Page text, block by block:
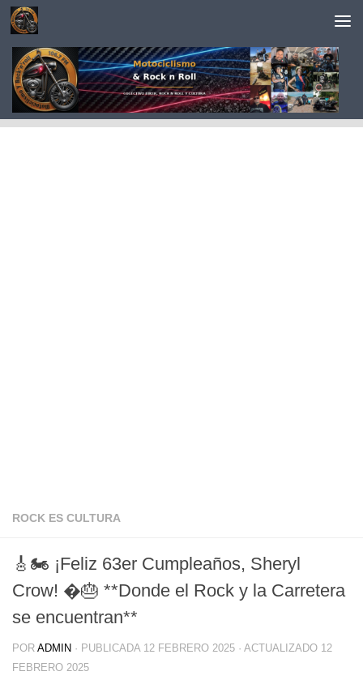
Saltar al contenido
ROCK ES CULTURA
🎸🏍️ ¡Feliz 63er Cumpleaños, Sheryl
Crow! �️🎂 **Donde el Rock y la Carretera
se encuentran**
POR ADMIN · PUBLICADA 12 FEBRERO 2025 · ACTUALIZADO 12
FEBRERO 2025